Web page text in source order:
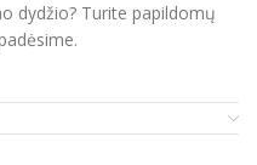
dydžio? Turite papildomų